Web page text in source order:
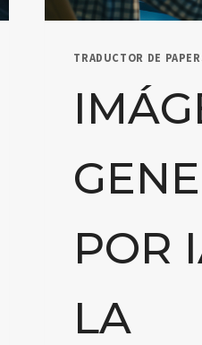
TRADUCTOR DE
POR
LA